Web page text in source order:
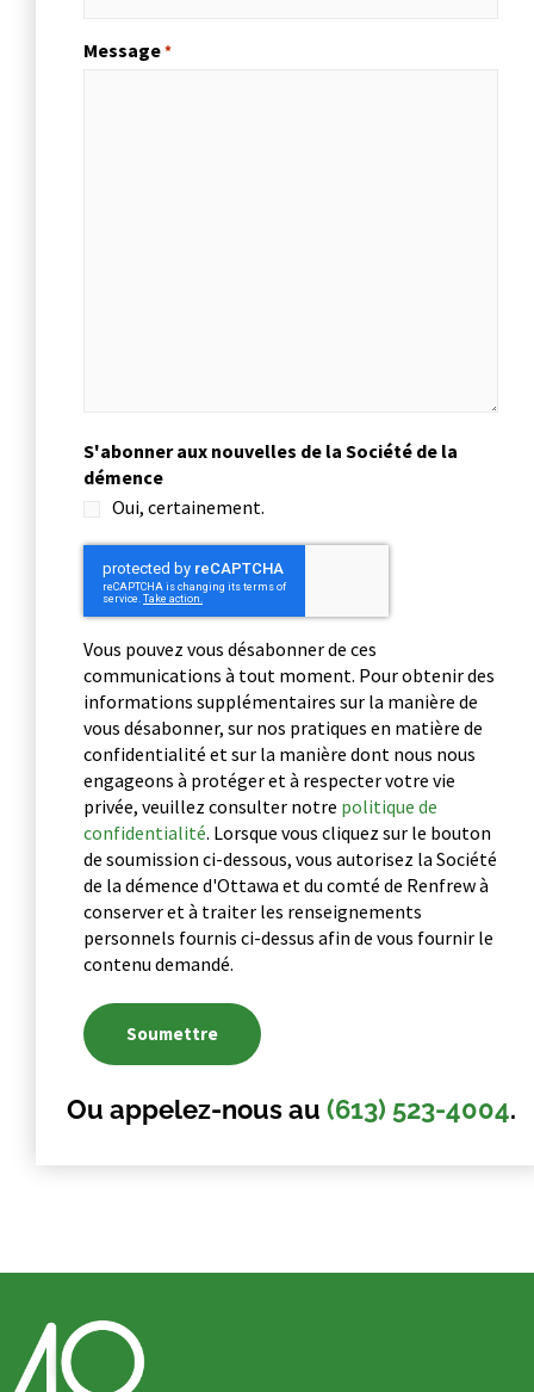
Message*
S'abonner aux nouvelles de la Société de la
démence
Oui, certainement.
CAPTCHA
Vous pouvez vous désabonner de ces
communications à tout moment. Pour obtenir des
informations supplémentaires sur la manière de
vous désabonner, sur nos pratiques en matière de
confidentialité et sur la manière dont nous nous
engageons à protéger et à respecter votre vie
privée, veuillez consulter notre politique de
confidentialité. Lorsque vous cliquez sur le bouton
de soumission ci-dessous, vous autorisez la Société
de la démence d'Ottawa et du comté de Renfrew à
conserver et à traiter les renseignements
personnels fournis ci-dessus afin de vous fournir le
contenu demandé.
Ou appelez-nous au (613) 523-4004.